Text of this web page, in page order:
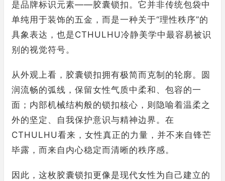
是品牌标识元素——胶囊锁扣。它并非传统包袋中
单纯用于装饰的五金，而是一种关于“理性秩序”的
具象表达，也是CTHULHU冷静美学中最容易被识
别的视觉符号。
从外观上看，胶囊锁扣拥有极简而克制的轮廓。圆
润流畅的弧线，保留女性气质中柔和、包容的一
面；内部机械结构般的锁扣核心，则隐喻着温柔之
外的坚定、自我保护意识与精神边界。在
CTHULHU看来，女性真正的力量，并不来自锋芒
毕露，而来自内心稳定而清晰的秩序感。
因此，这枚胶囊锁扣更像是现代女性为自己建立的